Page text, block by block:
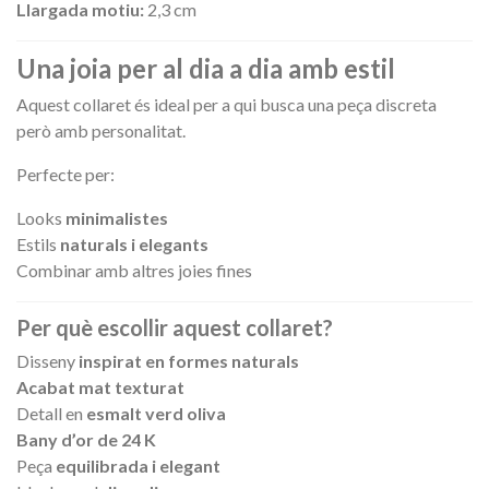
Llargada motiu: 2,3 cm
Una joia per al dia a dia amb estil
Aquest collaret és ideal per a qui busca una peça discreta
però amb personalitat.
Perfecte per:
Looks minimalistes
Estils naturals i elegants
Combinar amb altres joies fines
Per què escollir aquest collaret?
Disseny inspirat en formes naturals
Acabat mat texturat
Detall en esmalt verd oliva
Bany d’or de 24 K
Peça equilibrada i elegant